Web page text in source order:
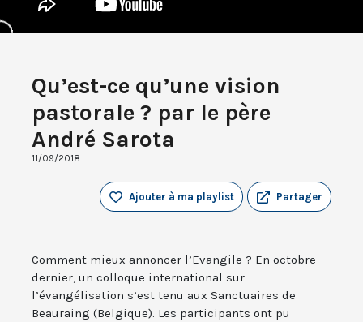
Qu’est-ce qu’une vision
pastorale ? par le père
André Sarota
11/09/2018
Partager
Ajouter à ma playlist
Comment mieux annoncer l’Evangile ? En octobre
dernier, un colloque international sur
l’évangélisation s’est tenu aux Sanctuaires de
Beauraing (Belgique). Les participants ont pu